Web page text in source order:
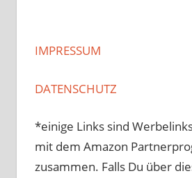
IMPRESSUM
DATENSCHUTZ
*einige Links sind
mit dem Amazon
zusammen. Falls Du über